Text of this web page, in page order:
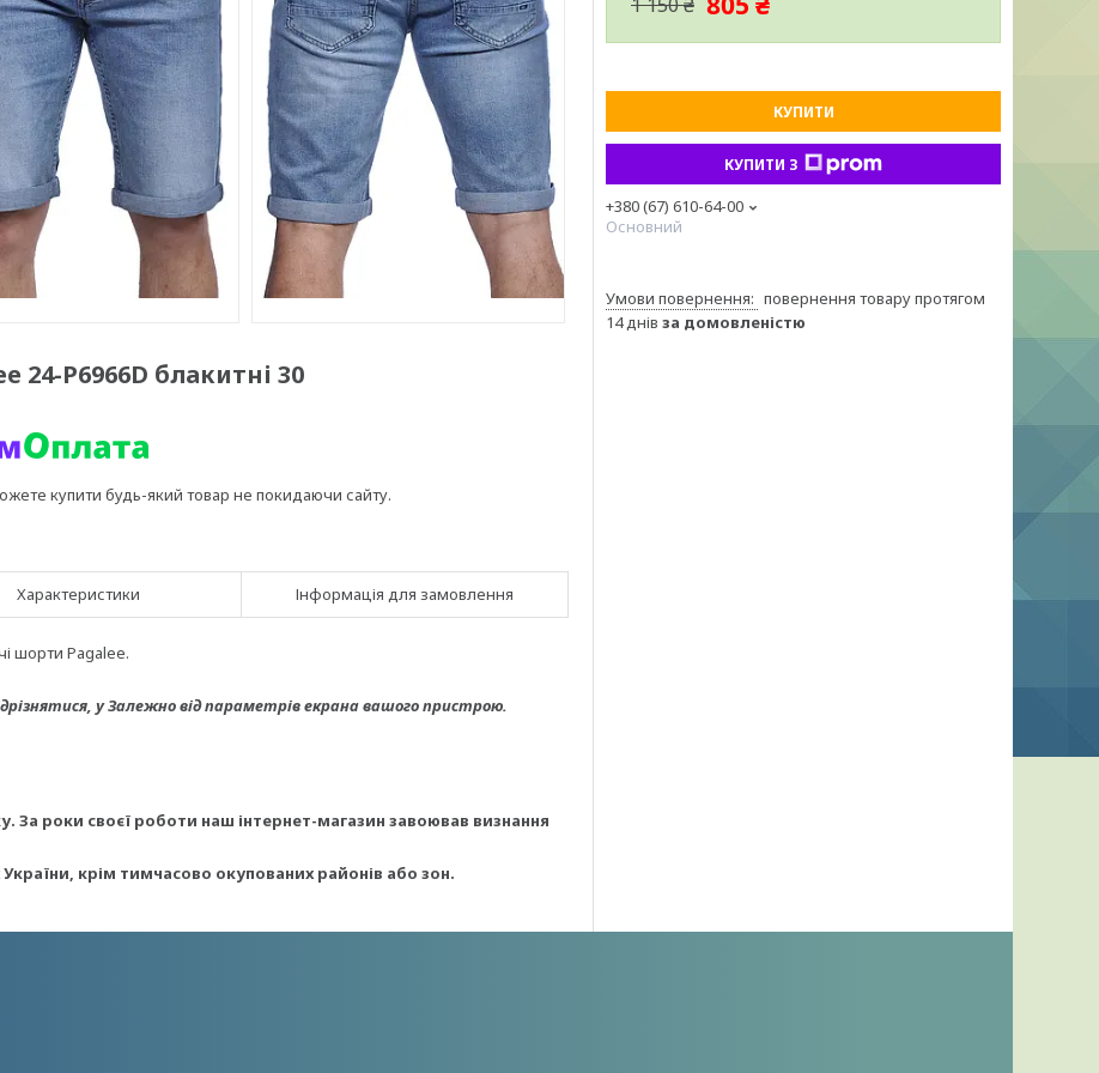
24-P6966D блакитні 30
купити будь-який товар не покидаючи сайту.
Характеристики Інформація для замовлення
шорти Pagalee.
уЗалежно від параметрів екрана вашого пристрою.
За роки своєї роботи наш інтернет-магазин завоював визнання
крім тимчасово окупованих районів або зон.
КУПИТИ
КУПИТИ З
+380 (67) 610-64-00
Основний
повернення товару протягом
14 днів за домовленістю